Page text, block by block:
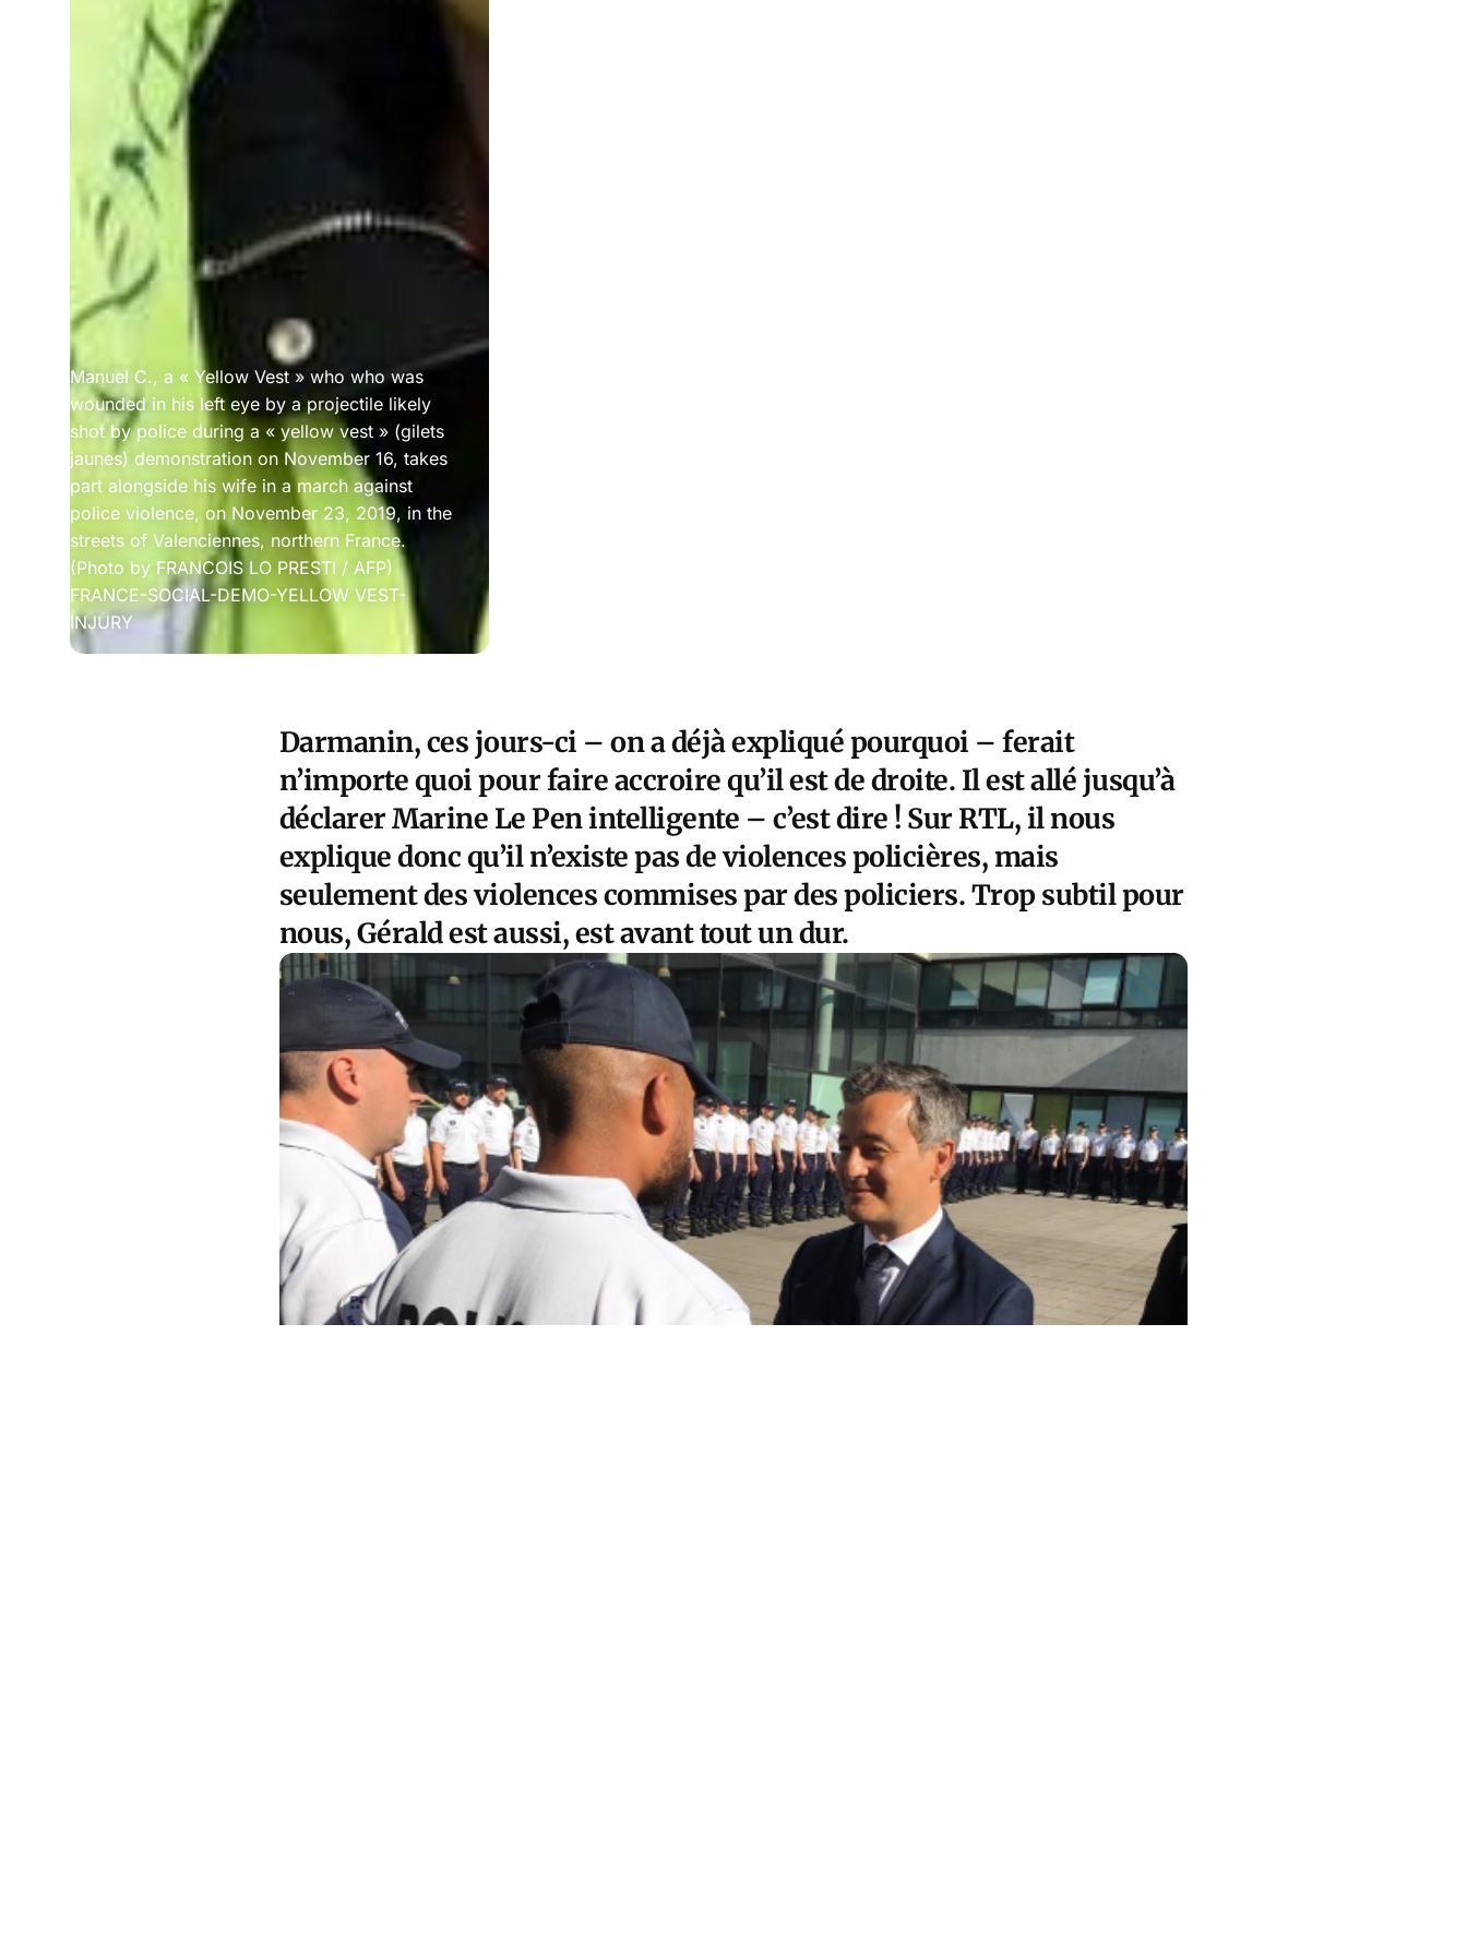
Manuel C., a « Yellow Vest » who who was
wounded in his left eye by a projectile likely
shot by police during a « yellow vest » (gilets
jaunes) demonstration on November 16, takes
part alongside his wife in a march against
police violence, on November 23, 2019, in the
streets of Valenciennes, northern France.
(Photo by FRANCOIS LO PRESTI / AFP)
FRANCE-SOCIAL-DEMO-YELLOW VEST-
INJURY
Darmanin, ces jours-ci – on a déjà expliqué pourquoi – ferait
n’importe quoi pour faire accroire qu’il est de droite. Il est allé jusqu’à
déclarer Marine Le Pen intelligente – c’est dire ! Sur RTL, il nous
explique donc qu’il n’existe pas de violences policières, mais
seulement des violences commises par des policiers. Trop subtil pour
nous, Gérald est aussi, est avant tout un dur.